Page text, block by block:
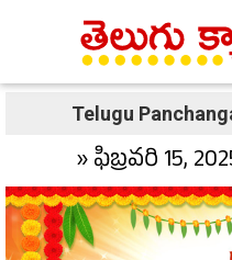
Telugu
» ఫిబ్రవరి 15,